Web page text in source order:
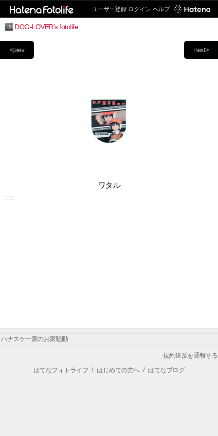
ユーザー登録 ログイン ヘルプ
DOG-LOVER's fotolife
next>
<prev
ワタル
ハナスケ一家のお家騒動
規約違反を通報する
はてなフォトライフ / はじめての方へ/ はてなブログ